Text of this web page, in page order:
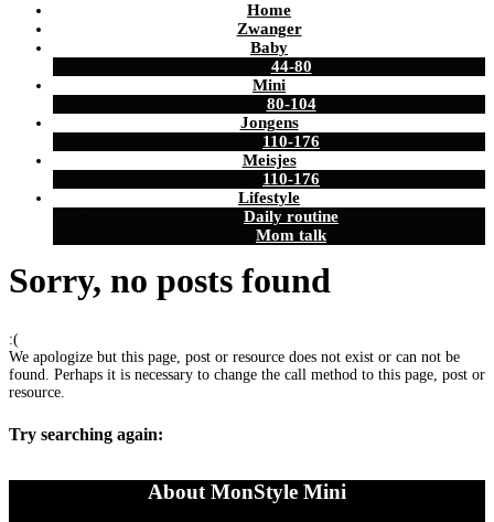
Home
Zwanger
Baby
44-80
Mini
80-104
Jongens
110-176
Meisjes
110-176
Lifestyle
Daily routine
Mom talk
Sorry, no posts found
:(
We apologize but this page, post or resource does not exist or can not be
found. Perhaps it is necessary to change the call method to this page, post or
resource.
Try searching again:
About MonStyle Mini